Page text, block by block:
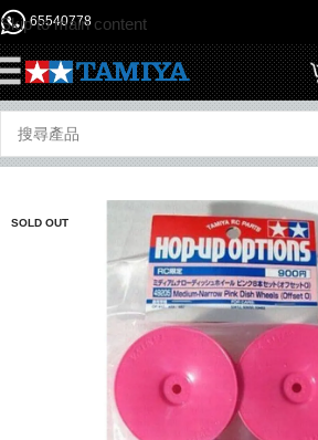
Skip to main content
65540778
SOLD OUT